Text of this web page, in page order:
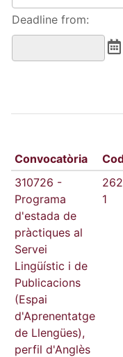
Deadline from:
Convocatòria
310726 -
Programa
d'estada de
pràctiques al
Servei
Lingüístic i de
Publicacions
(Espai
d'Aprenentatge
de Llengües),
perfil d'Anglès
1